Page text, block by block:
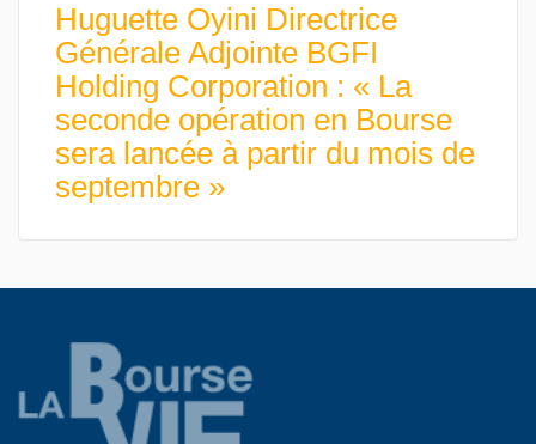
Huguette Oyini Directrice
Générale Adjointe BGFI
Holding Corporation : « La
seconde opération en Bourse
sera lancée à partir du mois de
septembre »